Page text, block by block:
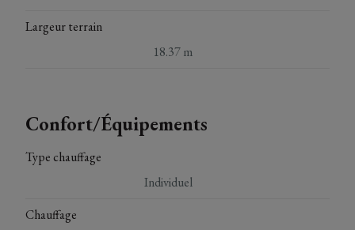
Largeur terrain
18.37 m
Confort/Équipements
Type chauffage
Individuel
Chauffage